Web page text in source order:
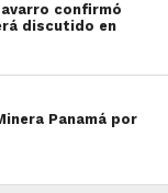
confirmó
discutido en
Panamá por